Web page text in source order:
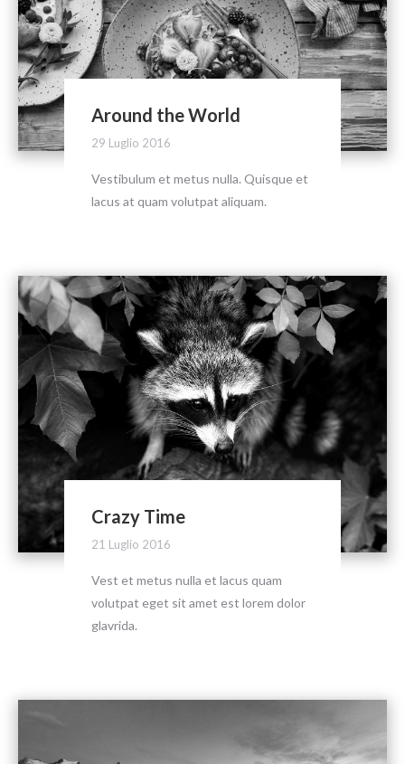
Around the World
29 Luglio 2016
Vestibulum et metus nulla. Quisque et
lacus at quam volutpat aliquam.
Crazy Time
21 Luglio 2016
Vest et metus nulla et lacus quam
volutpat eget sit amet est lorem dolor
glavrida.